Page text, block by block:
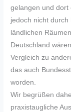
gelangen und dort
jedoch nicht
ländlichen
Deutschland
Vergleich zu
das auch
worden.
Wir begrüßen
praxistaugliche